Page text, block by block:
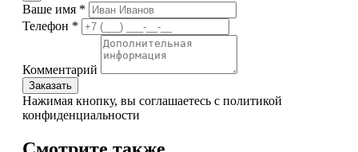
Ваше имя *
Телефон *
Комментарий
Заказать
Нажимая кнопку, вы соглашаетесь с политикой
конфиденциальности